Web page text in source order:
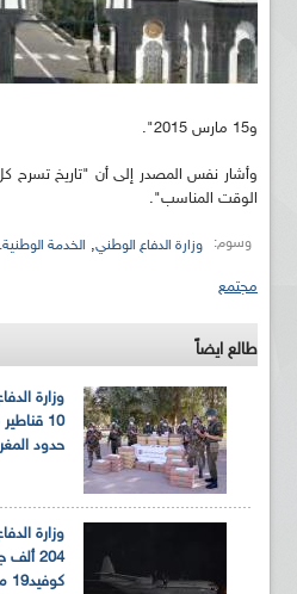
و15 مارس 2015".
وأشار نفس المصدر إلى أن "تاريخ تسرح
الوقت المناسب".
وسوم: وزارة الدفاع الوطني, الخدمة الوطنية.
مجتمع
طالع ايضاً
وزارة
10
حدود
وزارة
204
كوفيد19 من روسيا